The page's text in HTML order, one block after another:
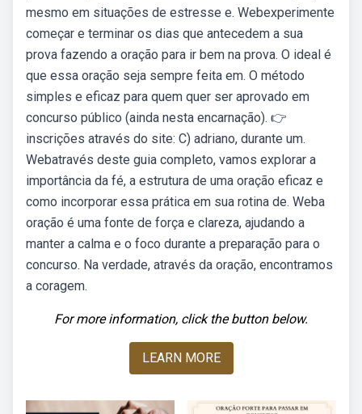
mesmo em situações de estresse e. Webexperimente
começar e terminar os dias que antecedem a sua
prova fazendo a oração para ir bem na prova. O ideal é
que essa oração seja sempre feita em. O método
simples e eficaz para quem quer ser aprovado em
concurso público (ainda nesta encarnação). 👉
inscrições através do site: C) adriano, durante um.
Webatravés deste guia completo, vamos explorar a
importância da fé, a estrutura de uma oração eficaz e
como incorporar essa prática em sua rotina de. Weba
oração é uma fonte de força e clareza, ajudando a
manter a calma e o foco durante a preparação para o
concurso. Na verdade, através da oração, encontramos
a coragem.
For more information, click the button below.
LEARN MORE